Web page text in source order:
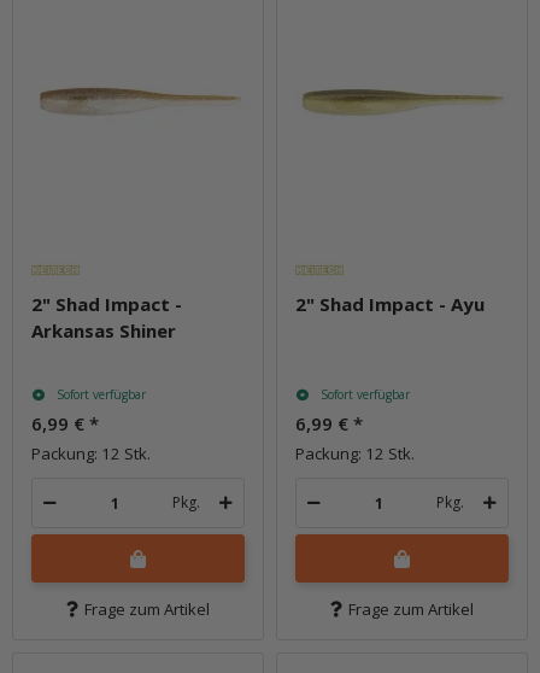
2" Shad Impact -
Arkansas Shiner
Sofort verfügbar
6,99 € *
Packung: 12 Stk.
Pkg.
Frage zum Artikel
2" Shad Impact - Ayu
Sofort verfügbar
6,99 € *
Packung: 12 Stk.
Pkg.
Frage zum Artikel